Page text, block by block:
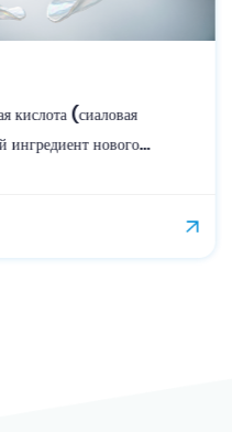
(сиаловая
нового